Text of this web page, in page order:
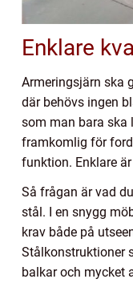
Enklare
Armeringsjärn ska
där behövs ingen
som man bara ska
framkomlig för
funktion. Enklare
Så frågan är vad
stål. I en snygg
krav både på
Stålkonstruktioner
balkar och mycket